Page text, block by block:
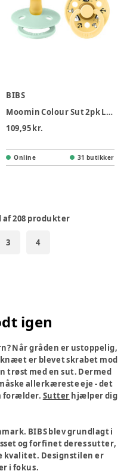
BIBS
Moomin Colour Sut 2pk Latex Str 2 - Mint
109,95 kr.
Online 31 butikker
af208 produkter
3 4
igen
Når gråden er ustoppelig,
er blevet skrabet mod
trøst med en sut. Dermed
allerkæreste eje - det
forælder. Sutter hjælper dig
BIBS blev grundlagt i
og forfinet deres sutter,
kvalitet. Designstilen er
i fokus.